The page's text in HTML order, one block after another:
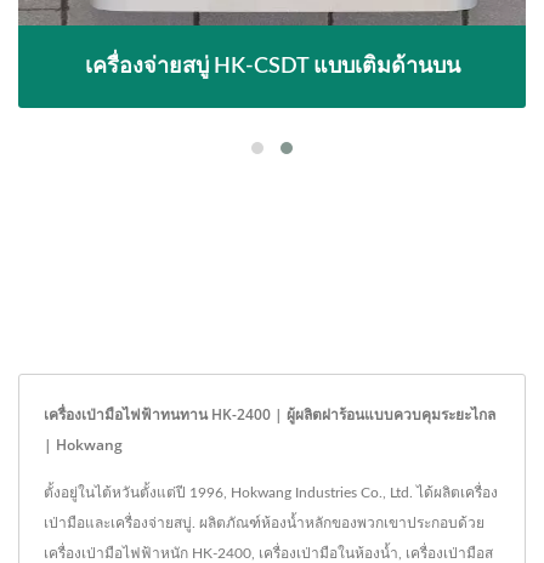
เครื่องจ่ายสบู่ HK-CSDT แบบเติมด้านบน
เครื่องเป่ามือไฟฟ้าทนทาน HK-2400 | ผู้ผลิตฝาร้อนแบบควบคุมระยะไกล
| Hokwang
ตั้งอยู่ในไต้หวันตั้งแต่ปี 1996, Hokwang Industries Co., Ltd. ได้ผลิตเครื่อง
เป่ามือและเครื่องจ่ายสบู่. ผลิตภัณฑ์ห้องน้ำหลักของพวกเขาประกอบด้วย
เครื่องเป่ามือไฟฟ้าหนัก HK-2400, เครื่องเป่ามือในห้องน้ำ, เครื่องเป่ามือส